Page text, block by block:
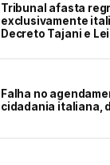
Tribunal afasta
exclusivamente
Decreto Tajani e
Falha no
cidadania italiana,